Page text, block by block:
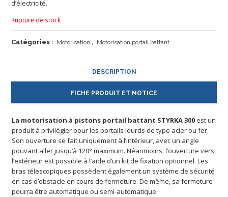
d’électricité.
Rupture de stock
Catégories : Motorisation , Motorisation portail battant
DESCRIPTION
FICHE PRODUIT ET NOTICE
La motorisation à pistons portail battant STYRKA 300est un
produit à privilégier pour les portails lourds de type acier ou fer.
Son ouverture se fait uniquement à l’intérieur, avec un angle
pouvant aller jusqu’à 120° maximum. Néanmoins, l’ouverture vers
l’extérieur est possible à l’aide d’un kit de fixation optionnel. Les
bras télescopiques possèdent également un système de sécurité
en cas d’obstacle en cours de fermeture. De même, sa fermeture
pourra être automatique ou semi-automatique.